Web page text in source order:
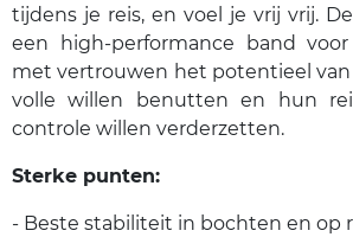
tijdens je reis, en voel je vrij vrij.
een high-performance band
met vertrouwen het potentieel
volle willen benutten en hun
controle willen verderzetten.
Sterke punten:
- Beste stabiliteit in bochten en op